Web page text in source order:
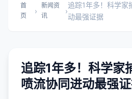
首
页
›
新闻资
讯
›
追踪1年多！科学家
动最强证据
追踪1年多！科学家
喷流协同进动最强